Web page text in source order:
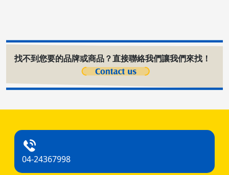
找不到您要的品牌或商品？直接聯絡我們讓我們來找！
04-24367998